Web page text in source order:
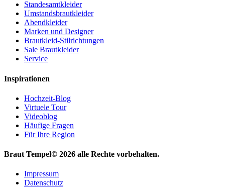
Standesamtkleider
Umstandsbrautkleider
Abendkleider
Marken und Designer
Brautkleid-Stilrichtungen
Sale Brautkleider
Service
Inspirationen
Hochzeit-Blog
Virtuele Tour
Videoblog
Häufige Fragen
Für Ihre Region
Braut Tempel© 2026 alle Rechte vorbehalten.
Impressum
Datenschutz